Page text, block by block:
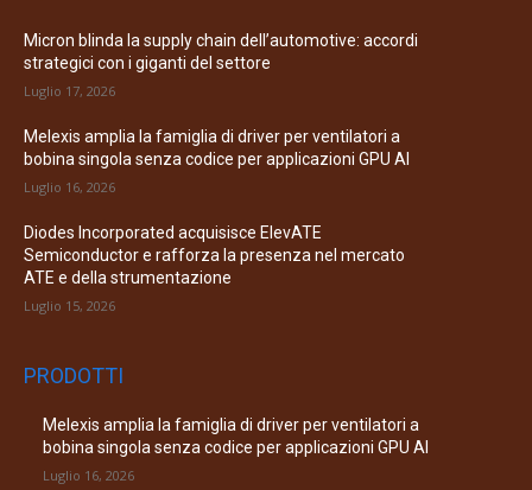
Micron blinda la supply chain dell’automotive: accordi
strategici con i giganti del settore
Luglio 17, 2026
Melexis amplia la famiglia di driver per ventilatori a
bobina singola senza codice per applicazioni GPU AI
Luglio 16, 2026
Diodes Incorporated acquisisce ElevATE
Semiconductor e rafforza la presenza nel mercato
ATE e della strumentazione
Luglio 15, 2026
PRODOTTI
Melexis amplia la famiglia di driver per ventilatori a
bobina singola senza codice per applicazioni GPU AI
Luglio 16, 2026